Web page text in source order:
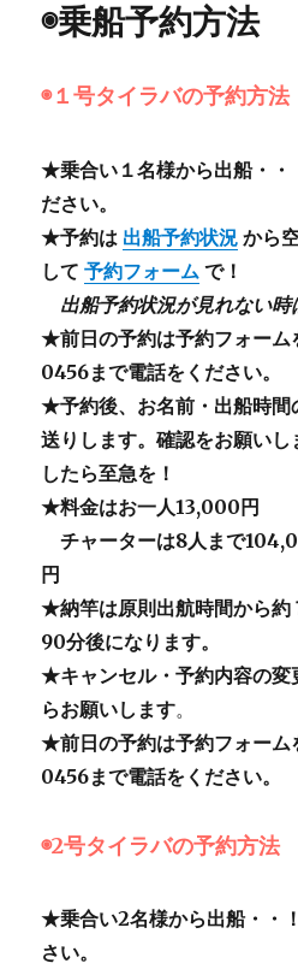
◉乗船予約方法
◉１号タイラバの予約方法
★乗合い１名様から出船・・
ださい。
★予約は 出船予約状況 から
して予約フォーム で！
出船予約状況が見れない時
★前日の予約は予約フォー
0456まで電話をください。
★予約後、お名前・出船時間
送りします。確認をお願いし
したら至急を！
★料金はお一人13,000円
チャーターは8人まで
円
★納竿は原則出航時間から約
90分後になります。
★キャンセル・予約内容の変
らお願いします。
★前日の予約は予約フォー
0456まで電話をください。
◉2号タイラバの予約方法
★乗合い2名様から出船・・
さい。